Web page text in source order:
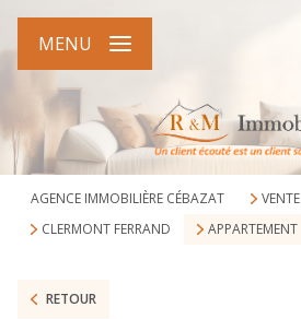
MENU
AGENCE IMMOBILIÈRE CÉBAZAT
VENTE
CLERMONT FERRAND
APPARTEMENT
RETOUR